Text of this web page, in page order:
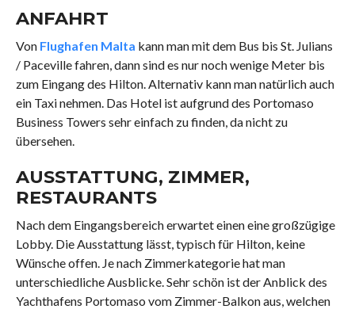
ANFAHRT
Von Flughafen Malta kann man mit dem Bus bis St. Julians
/ Paceville fahren, dann sind es nur noch wenige Meter bis
zum Eingang des Hilton. Alternativ kann man natürlich auch
ein Taxi nehmen. Das Hotel ist aufgrund des Portomaso
Business Towers sehr einfach zu finden, da nicht zu
übersehen.
AUSSTATTUNG, ZIMMER,
RESTAURANTS
Nach dem Eingangsbereich erwartet einen eine großzügige
Lobby. Die Ausstattung lässt, typisch für Hilton, keine
Wünsche offen. Je nach Zimmerkategorie hat man
unterschiedliche Ausblicke. Sehr schön ist der Anblick des
Yachthafens Portomaso vom Zimmer-Balkon aus, welchen